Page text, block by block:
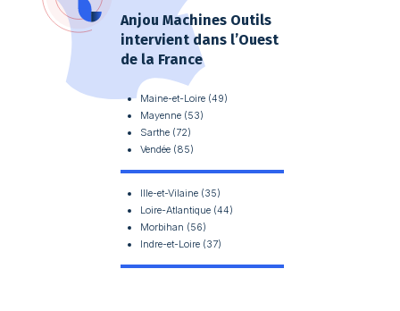
Anjou Machines Outils
intervient dans l’Ouest
de la France
Maine-et-Loire (49)
Mayenne (53)
Sarthe (72)
Vendée (85)
Ille-et-Vilaine (35)
Loire-Atlantique (44)
Morbihan (56)
Indre-et-Loire (37)